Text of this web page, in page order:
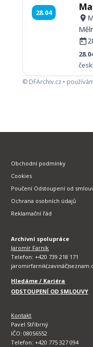
28.04
© DFArchiv.cz •
Obchodní podmínky
Cookies
Poučení Odstoupení od
Ochrana osobních údajů
Reklamační řád
Archivní spolupráce
Jaromír Farník
Telefon: +420 739 218 171
Hledáme / Kariéra
ODSTOUPENÍ OD SMLOUVY
Kontakt
Pavel Stříbrný
IČO: 08056552
Telefon: +420 775 327 094